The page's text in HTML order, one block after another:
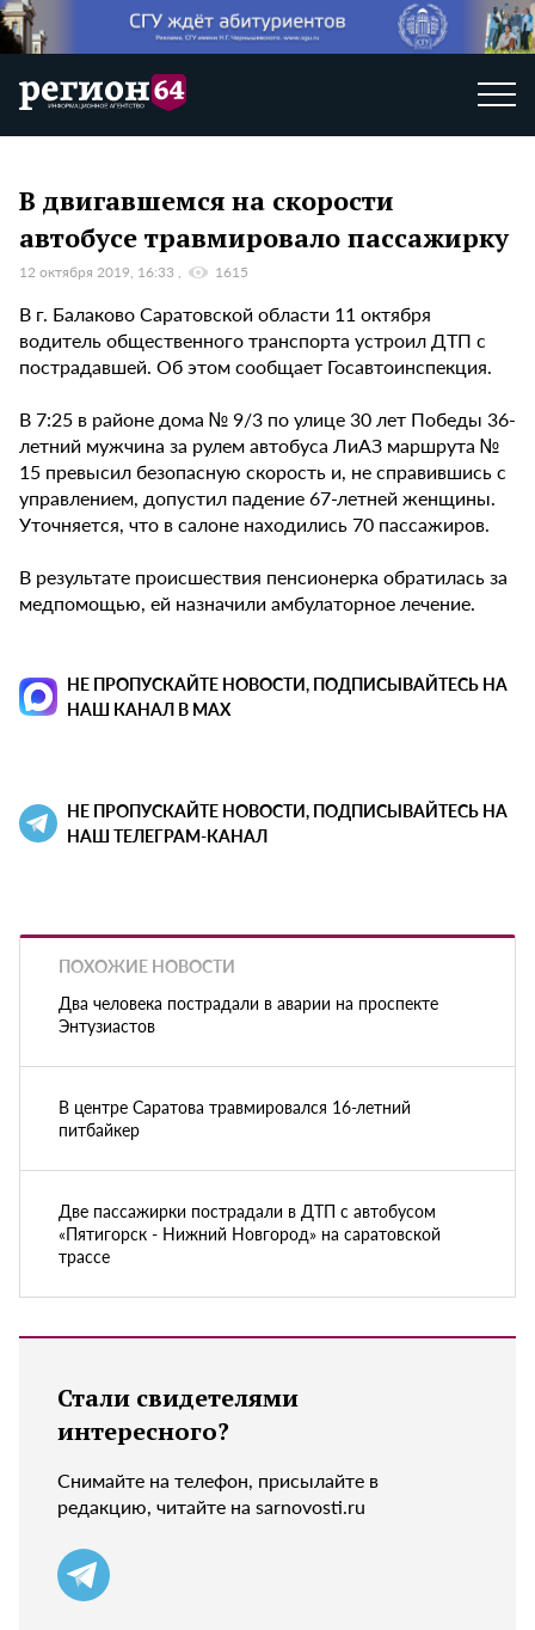
В двигавшемся на скорости
автобусе травмировало пассажирку
12 октября 2019, 16:33 1615
В г. Балаково Саратовской области 11 октября
водитель общественного транспорта устроил ДТП с
пострадавшей. Об этом сообщает Госавтоинспекция.
В 7:25 в районе дома № 9/3 по улице 30 лет Победы 36-
летний мужчина за рулем автобуса ЛиАЗ маршрута №
15 превысил безопасную скорость и, не справившись с
управлением, допустил падение 67-летней женщины.
Уточняется, что в салоне находились 70 пассажиров.
В результате происшествия пенсионерка обратилась за
медпомощью, ей назначили амбулаторное лечение.
НЕ ПРОПУСКАЙТЕ НОВОСТИ, ПОДПИСЫВАЙТЕСЬ НА
НАШ КАНАЛ В MAX
НЕ ПРОПУСКАЙТЕ НОВОСТИ, ПОДПИСЫВАЙТЕСЬ НА
НАШ ТЕЛЕГРАМ-КАНАЛ
ПОХОЖИЕ НОВОСТИ
Два человека пострадали в аварии на проспекте
Энтузиастов
В центре Саратова травмировался 16-летний
питбайкер
Две пассажирки пострадали в ДТП с автобусом
«Пятигорск - Нижний Новгород» на саратовской
трассе
Стали свидетелями
интересного?
Снимайте на телефон, присылайте в
редакцию, читайте на sarnovosti.ru